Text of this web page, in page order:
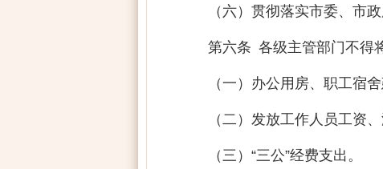
（六）贯彻落实市委、市
第六条 各级主管部门不得
（一）办公用房、职工宿
（二）发放工作人员工资
（三）“三公”经费支出。